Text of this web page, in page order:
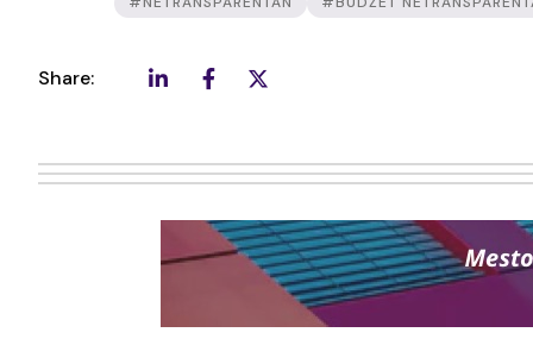
Share: